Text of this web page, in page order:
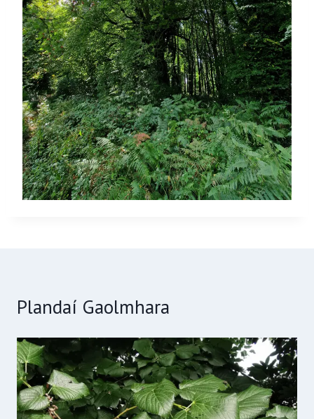
Plandaí Gaolmhara